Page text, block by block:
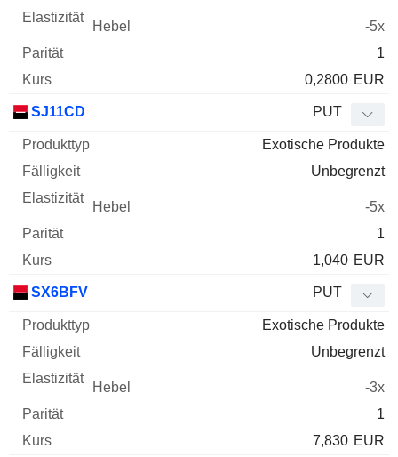
-5x
1
0,2800 EUR
SJ11CD PUT
Exotische Produkte
Unbegrenzt
-5x
1
1,040 EUR
SX6BFV PUT
Exotische Produkte
Unbegrenzt
-3x
1
7,830 EUR